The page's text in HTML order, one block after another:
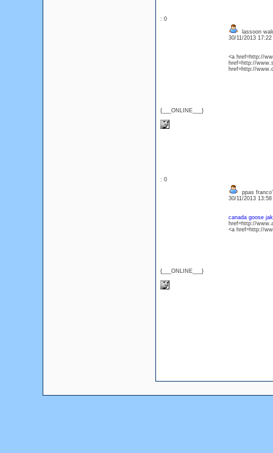
: 0
{___ONLINE___}
lassoon
30/11/2013
<a href=http://
href=http://
href=http://
: 0
{___ONLINE___}
ppas
30/11/2013
canada goose
href=http://
<a href=http://